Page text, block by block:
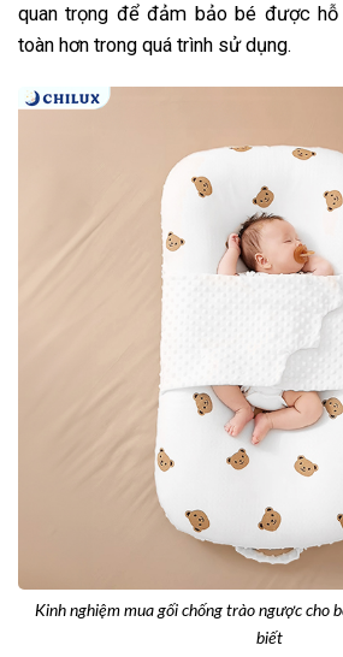
quan trọng để đảm bảo bé được
toàn hơn trong quá trình sử dụng.
Kinh nghiệm mua gối chống trào ngược cho
biết